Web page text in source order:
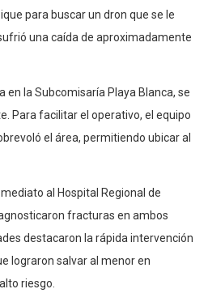
para buscar un dron que se le
una caída de aproximadamente
en la Subcomisaría Playa Blanca, se
Para facilitar el operativo, el equipo
el área, permitiendo ubicar al
al Hospital Regional de
fracturas en ambos
destacaron la rápida intervención
lograron salvar al menor en
riesgo.